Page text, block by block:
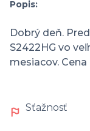
Popis:
Dobrý deň.
S2422HG vo
mesiacov.
Sťažnosť